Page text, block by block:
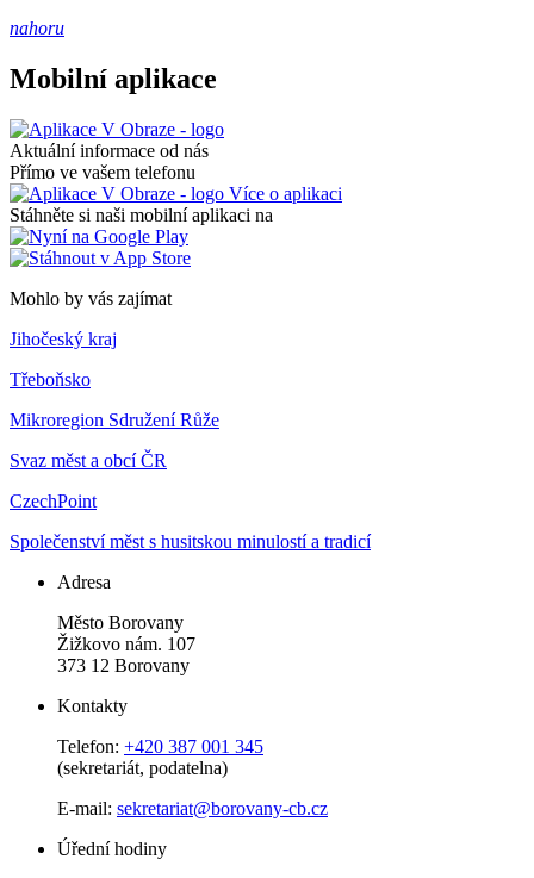
nahoru
Mobilní aplikace
Aktuální informace od nás
Přímo ve vašem telefonu
Více o aplikaci
Stáhněte si naši mobilní aplikaci na
Mohlo by vás zajímat
Jihočeský kraj
Třeboňsko
Mikroregion Sdružení Růže
Svaz měst a obcí ČR
CzechPoint
Společenství měst s husitskou minulostí a tradicí
Adresa
Město Borovany
Žižkovo nám. 107
373 12 Borovany
Kontakty
Telefon: +420 387 001 345
(sekretariát, podatelna)
E-mail: sekretariat@borovany-cb.cz
Úřední hodiny